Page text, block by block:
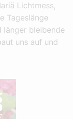
Lichtmess,
Tageslänge
länger bleibende
uns auf und